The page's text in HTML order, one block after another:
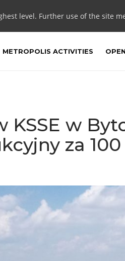
level. Further use of the site
METROPOLIS ACTIVITIES
KSSE w
za 100